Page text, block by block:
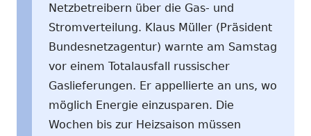
Netzbetreibern über die Gas- und
Stromverteilung. Klaus Müller (Präsident
Bundesnetzagentur) warnte am Samstag
vor einem Totalausfall russischer
Gaslieferungen. Er appellierte an uns, wo
möglich Energie einzusparen. Die
Wochen bis zur Heizsaison müssen